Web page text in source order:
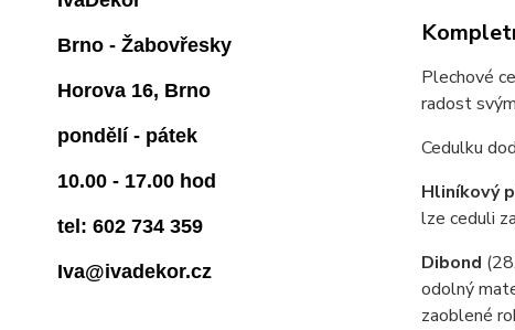
Brno - Žabovřesky
Horova 16, Brno
pondělí - pátek
10.00 - 17.00 hod
tel: 602 734 359
Iva@ivadekor.cz
Plechové
radost
Cedulku
Hliníkový
lze ceduli
Dibond
odolný
zaoblené